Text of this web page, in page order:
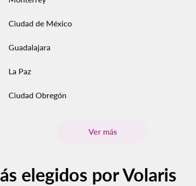
Ciudad de México
Guadalajara
La Paz
Ciudad Obregón
Ver más
elegidos por Volaris